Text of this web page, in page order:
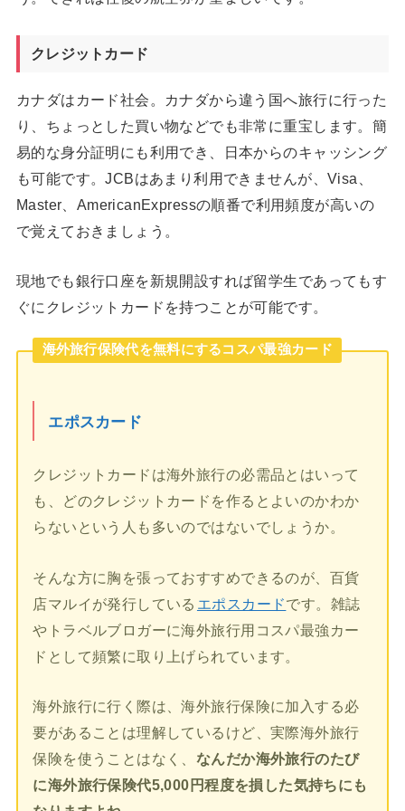
クレジットカード
カナダはカード社会。カナダから違う国へ旅行に行った
り、ちょっとした買い物などでも非常に重宝します。簡
易的な身分証明にも利用でき、日本からのキャッシング
も可能です。JCBはあまり利用できませんが、Visa、
Master、AmericanExpressの順番で利用頻度が高いの
で覚えておきましょう。
現地でも銀行口座を新規開設すれば留学生であってもす
ぐにクレジットカードを持つことが可能です。
海外旅行保険代を無料にするコスパ最強カード
エポスカード
クレジットカードは海外旅行の必需品とはいって
も、どのクレジットカードを作るとよいのかわか
らないという人も多いのではないでしょうか。
そんな方に胸を張っておすすめできるのが、百貨
店マルイが発行している エポスカードです。雑誌
やトラベルブロガーに海外旅行用コスパ最強カー
ドとして頻繁に取り上げられています。
海外旅行に行く際は、海外旅行保険に加入する必
要があることは理解しているけど、実際海外旅行
保険を使うことはなく、 なんだか海外旅行のたび
に海外旅行保険代5,000円程度を損した気持ちにも